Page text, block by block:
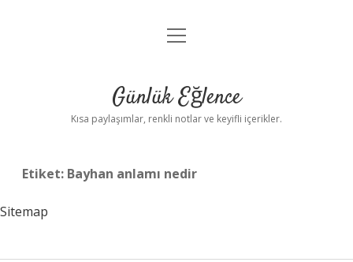
Anasayfa
Yasal Uyarı
menüyü
Günlük Eğlence
Kısa paylaşımlar, renkli notlar ve keyifli içerikler.
Etiket: Bayhan anlamı nedir
Sitemap